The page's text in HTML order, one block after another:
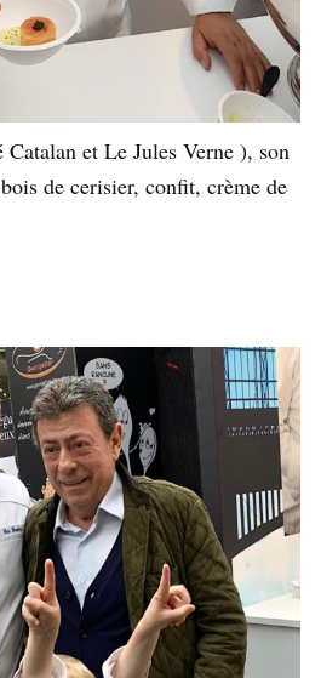
et Le Jules Verne ), son
de cerisier, confit, crème de